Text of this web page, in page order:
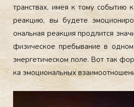
транс­твах, имея к то­му со­бытию
ре­ак­цию, вы бу­дете
ональ­ная ре­ак­ция прод­лится
фи­зичес­кое пре­быва­ние в
энер­ге­тичес­ком по­ле. Вот так
ка эмо­ци­ональ­ных